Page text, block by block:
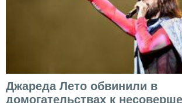
Джареда Лето обвинили в
домогательствах к